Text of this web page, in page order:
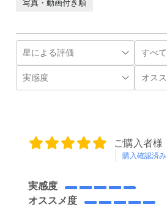
写真・動画付き順
ご購入者様
購入確認済み
実感度
オススメ度